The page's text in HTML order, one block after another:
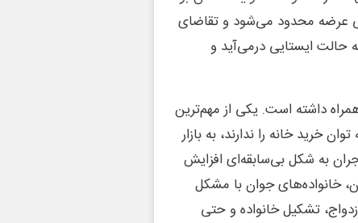
عرضه محدود می‌شود و تقاضای
حالت ایستایی درمی‌آید و
داشته است. یکی از مهم‌ترین
خرید خانه را ندارند، به بازار
به شکل بی‌سابقه‌ای افزایش
خانواده‌های جوان با مشکل
تشکیل خانواده و حتی